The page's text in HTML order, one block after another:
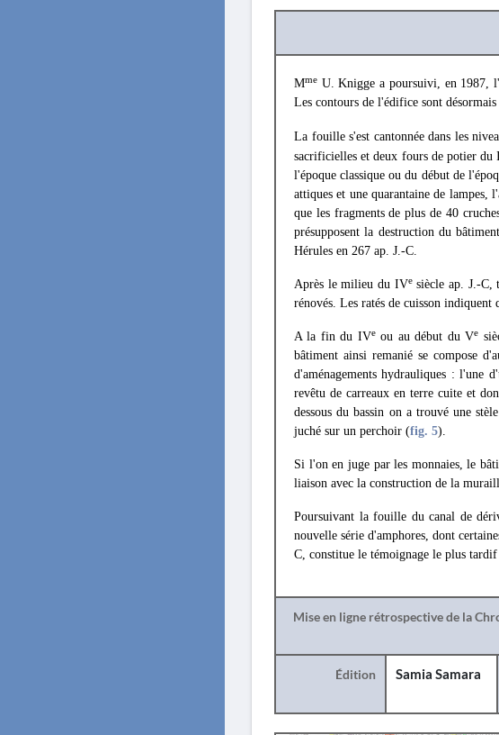
Mme U. Knigge a poursuivi, en 1987,
Les contours de l'édifice sont
La fouille s'est cantonnée dans les
sacrificielles et deux fours de potier du
l'époque classique ou du début de
attiques et une quarantaine de lampes,
que les fragments de plus de 40
présupposent la destruction du
Hérules en 267 ap. J.-C.
Après le milieu du IVesiècle ap. J.-C,
rénovés. Les ratés de cuisson
A la fin du IVeou au début du Ve
bâtiment ainsi remanié se compose
d'aménagements hydrauliques : l'une
revêtu de carreaux en terre cuite et
dessous du bassin on a trouvé une
juché sur un perchoir (fig. 5).
Si l'on en juge par les monnaies, le
liaison avec la construction de la
Poursuivant la fouille du canal de
nouvelle série d'amphores, dont
C, constitue le témoignage le plus
Mise en ligne rétrospective de la
Édition Samia Samara